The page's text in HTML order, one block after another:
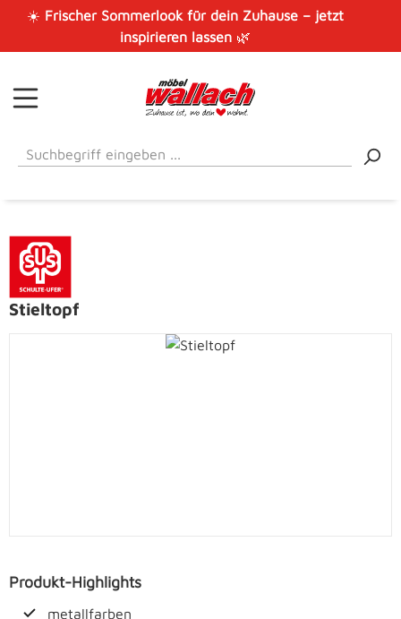
Zum Hauptinhalt springen
☀️ Frischer Sommerlook für dein Zuhause – jetzt
inspirieren lassen🌿
Bildergalerie überspringen
Stieltopf
Produkt-Highlights
metallfarben